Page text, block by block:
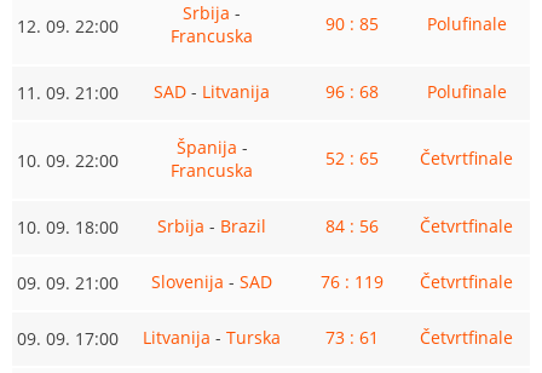
12. 09. 22:00
Srbija -
Francuska
90 : 85 Polufinale
11. 09. 21:00 SAD - Litvanija 96 : 68 Polufinale
10. 09. 22:00
Španija -
Francuska
52 : 65 Četvrtfinale
10. 09. 18:00 Srbija - Brazil 84 : 56 Četvrtfinale
09. 09. 21:00 Slovenija - SAD 76 : 119 Četvrtfinale
09. 09. 17:00 Litvanija - Turska 73 : 61 Četvrtfinale